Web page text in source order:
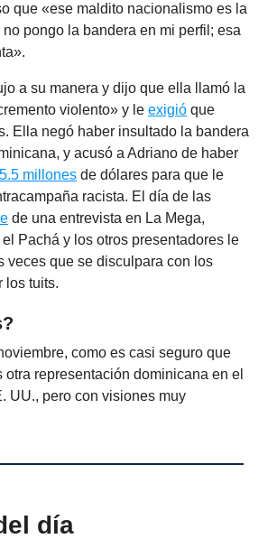
que «ese maldito nacionalismo es la
pongo la bandera en mi perfil; esa
a su manera y dijo que ella llamó la
violento» y le exigió que
Ella negó haber insultado la bandera
y acusó a Adriano de haber
5.5 millones de dólares para que le
racista. El día de las
de una entrevista en La Mega,
Pachá y los otros presentadores le
veces que se disculpara con los
los tuits.
como es casi seguro que
otra representación dominicana en el
UU., pero con visiones muy
día